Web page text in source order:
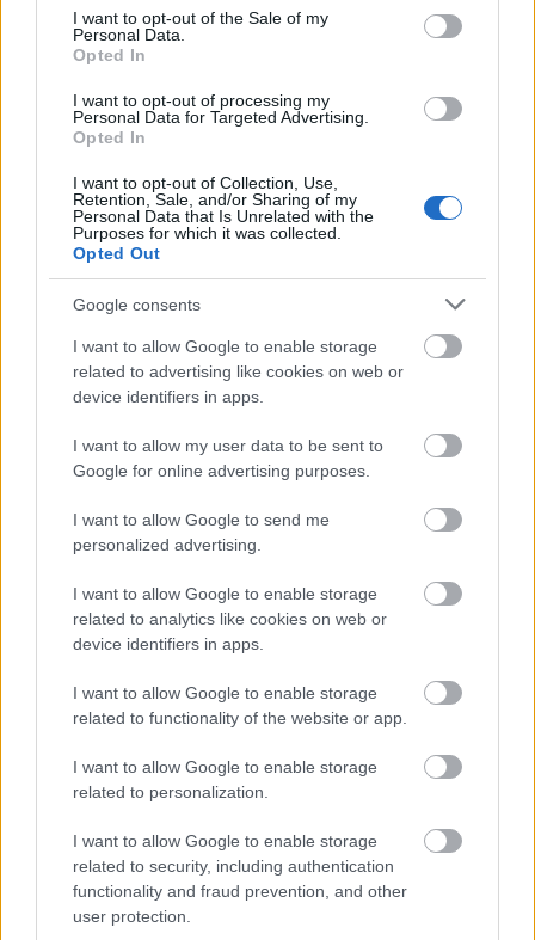
consent section.
I want to opt-out of the Sale of my
Personal Data.
Opted In
I want to opt-out of processing my
Personal Data for Targeted Advertising.
Opted In
I want to opt-out of Collection, Use,
Retention, Sale, and/or Sharing of my
Personal Data that Is Unrelated with the
Purposes for which it was collected.
Opted Out
Google consents
I want to allow Google to enable storage
related to advertising like cookies on web or
device identifiers in apps.
I want to allow my user data to be sent to
Google for online advertising purposes.
I want to allow Google to send me
personalized advertising.
I want to allow Google to enable storage
related to analytics like cookies on web or
device identifiers in apps.
I want to allow Google to enable storage
related to functionality of the website or app.
I want to allow Google to enable storage
related to personalization.
I want to allow Google to enable storage
related to security, including authentication
functionality and fraud prevention, and other
user protection.
Kövesd a Glamour cikkeit a
Innen tudhatod!
Támogatott Tartalom
Fesztiválra készülsz? Ez a 3
szabály megkímélhet egy
Támogatott Tartalom